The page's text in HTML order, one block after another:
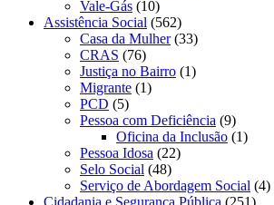
Vale-Gás (10)
Assistência Social (562)
Casa da Mulher(33)
CRAS (76)
Justiça no Bairro (1)
Migrante (1)
PCD (5)
Pessoa com Deficiência (9)
Oficina da Inclusão (1)
Pessoa Idosa (22)
Selo Social (48)
Serviço de Abordagem Social (4)
Cidadania e Segurança Pública (251)